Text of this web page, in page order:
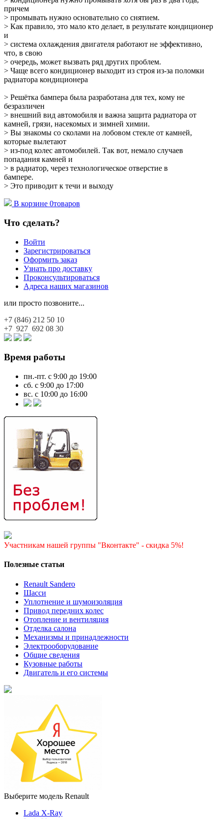
причем
> промывать нужно основательно со снятием.
> Как правило, это мало кто делает, в результате кондиционер
и
> система охлаждения двигателя работают не эффективно,
что, в свою
> очередь, может вызвать ряд других проблем.
> Чаще всего кондиционер выходит из строя из-за поломки
радиатора кондиционера
> Решётка бампера была разработана для тех, кому не
безразличен
> внешний вид автомобиля и важна защита радиатора от
камней, грязи, насекомых и зимней химии.
> Вы знакомы со сколами на лобовом стекле от камней,
которые вылетают
> из-под колес автомобилей. Так вот, немало случаев
попадания камней и
> в радиатор, через технологическое отверстие в
бампере.
> Это приводит к течи и выходу
В корзине 0товаров
Что сделать?
Войти
Зарегистрироваться
Оформить заказ
Узнать про доставку
Проконсультироваться
Адреса наших магазинов
или просто позвоните...
+7 (846) 212 50 10
+7 927 692 08 30
Время работы
пн.-пт. с 9:00 до 19:00
сб. с 9:00 до 17:00
вс. с 10:00 до 16:00
Участникам нашей группы "Вконтакте" - скидка 5%!
Полезные статьи
Renault Sandero
Шасси
Уплотнение и шумоизоляция
Привод передних колес
Отопление и вентиляция
Отделка салона
Механизмы и принадлежности
Электрооборудование
Общие сведения
Кузовные работы
Двигатель и его системы
Выберите модель Renault
Lada X-Ray